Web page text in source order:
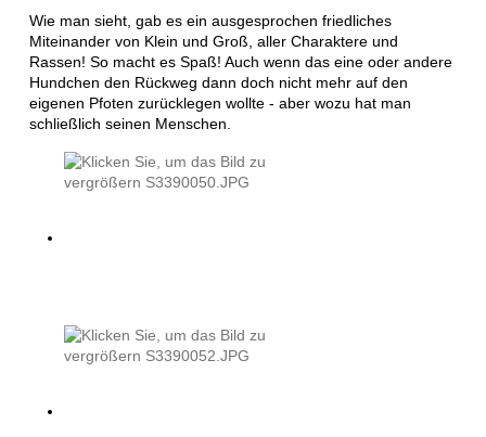
Wie man sieht, gab es ein ausgesprochen friedliches
Miteinander von Klein und Groß, aller Charaktere und
Rassen! So macht es Spaß! Auch wenn das eine oder andere
Hundchen den Rückweg dann doch nicht mehr auf den
eigenen Pfoten zurücklegen wollte - aber wozu hat man
schließlich seinen Menschen.